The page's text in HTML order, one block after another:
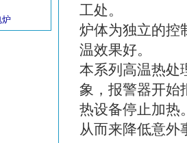
工处。
炉体为独立的控
温效果好。
本系列高温热处
象，报警器开始
热设备停止加热
从而来降低意外